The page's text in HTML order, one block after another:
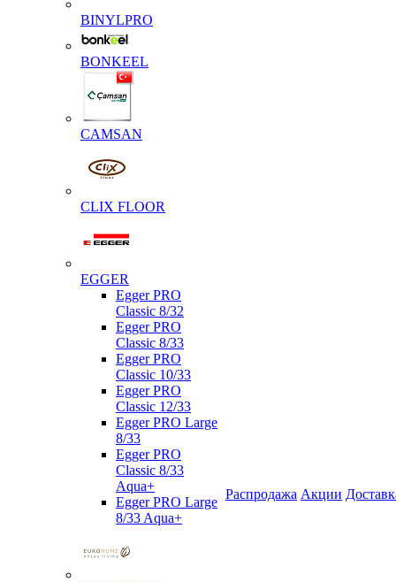
BINYLPRO
BONKEEL
CAMSAN
CLIX FLOOR
EGGER
Egger PRO
Classic 8/32
Egger PRO
Classic 8/33
Egger PRO
Classic 10/33
Egger PRO
Classic 12/33
Egger PRO Large
8/33
Egger PRO
Classic 8/33
Aqua+
Egger PRO Large
8/33 Aqua+
Распродажа Акции